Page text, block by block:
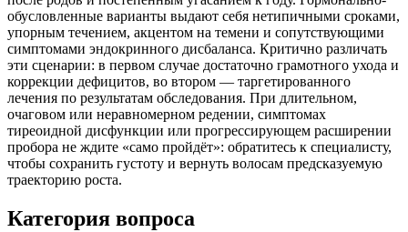
обусловленные варианты выдают себя нетипичными сроками,
упорным течением, акцентом на темени и сопутствующими
симптомами эндокринного дисбаланса. Критично различать
эти сценарии: в первом случае достаточно грамотного ухода и
коррекции дефицитов, во втором — таргетированного
лечения по результатам обследования. При длительном,
очаговом или неравномерном редении, симптомах
тиреоидной дисфункции или прогрессирующем расширении
пробора не ждите «само пройдёт»: обратитесь к специалисту,
чтобы сохранить густоту и вернуть волосам предсказуемую
траекторию роста.
Категория вопроса